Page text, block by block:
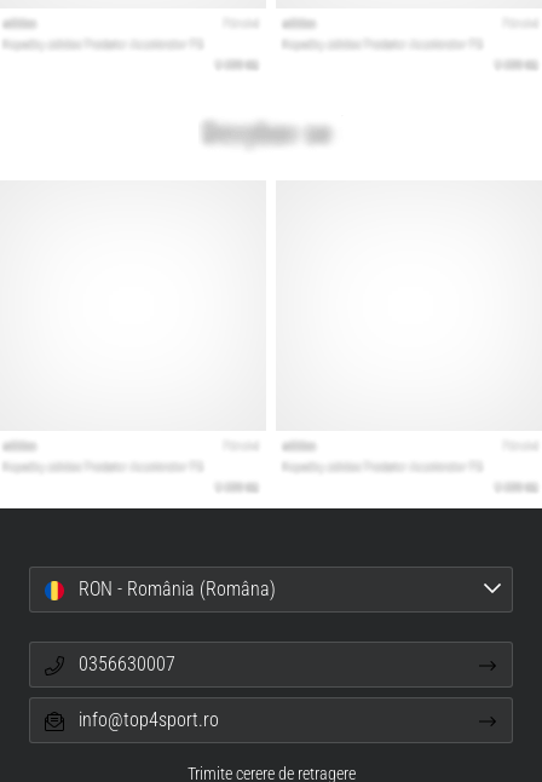
RON - România (Româna)
0356630007
info@top4sport.ro
Trimite cerere de retragere